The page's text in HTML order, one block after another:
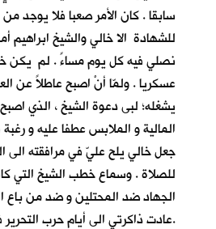
سابقا . كان الأمر صعبا فلا يوجد
للشهادة الا خالي والشيخ ابراهيم
نصلي فيه كل يوم مساءً . لم يكن
عسكريا . ولمّا أنْ اصبح عاطلاً عن
يشغله؛ لبى دعوة الشيخ ، الذي
المالية و الملابس عطفا عليه و
جعل خالي يلح عليّ في مرافقته
للصلاة . وسماع خطب الشيخ التي
الجهاد ضد المحتلين و ضد من باع
.عادت ذاكرتي الى أيام حرب